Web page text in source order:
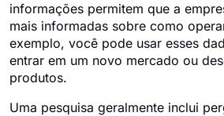
informações permitem que a
mais informadas sobre como
exemplo, você pode usar esses
entrar em um novo mercado ou
produtos.
Uma pesquisa geralmente inclui